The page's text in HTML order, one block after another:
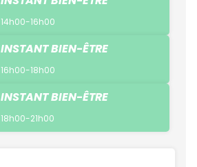
14h00-16h00
INSTANT BIEN-ÊTRE
16h00-18h00
INSTANT BIEN-ÊTRE
18h00-21h00